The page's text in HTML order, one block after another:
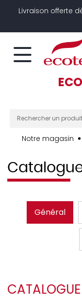
Livraison offerte
Notre magasin
Général
Panneau de gestion